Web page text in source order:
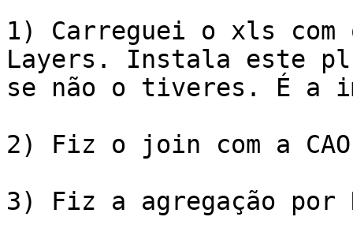
1) Carreguei o xls com
Layers. Instala este
se não o tiveres. É a
2) Fiz o join com a
3) Fiz a agregação